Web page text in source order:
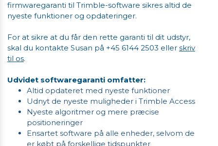
firmwaregaranti til Trimble-software sikres altid de
nyeste funktioner og opdateringer.
For at sikre at du får den rette garanti til dit udstyr,
skal du kontakte Susan på +45 6144 2503 eller skriv
til os.
Udvidet softwaregaranti omfatter:
Altid opdateret med nyeste funktioner
Udnyt de nyeste muligheder i Trimble Access
Nyeste algoritmer og mere præcise
positioneringer
Ensartet software på alle enheder, selvom de
er købt på forskellige tidspunkter